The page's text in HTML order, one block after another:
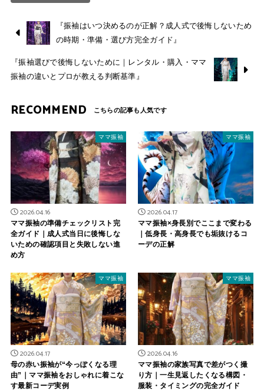
『振袖はいつ決めるのが正解？成人式で後悔しないため
の時期・準備・選び方完全ガイド』
『振袖選びで後悔しないために｜レンタル・購入・ママ
振袖の違いとプロが教える判断基準』
RECOMMEND
ママ振袖
2026.04.16
ママ振袖の準備チェックリスト完
全ガイド｜成人式当日に後悔しな
いための確認項目と失敗しない進
め方
ママ振袖
2026.04.17
ママ振袖×身長別でここまで変わる
｜低身長・高身長でも垢抜けるコ
ーデの正解
ママ振袖
2026.04.17
母の赤い振袖が“今っぽくなる理
由”｜ママ振袖をおしゃれに着こな
す最新コーデ実例
ママ振袖
2026.04.16
ママ振袖の家族写真で差がつく撮
り方｜一生見返したくなる構図・
服装・タイミングの完全ガイド